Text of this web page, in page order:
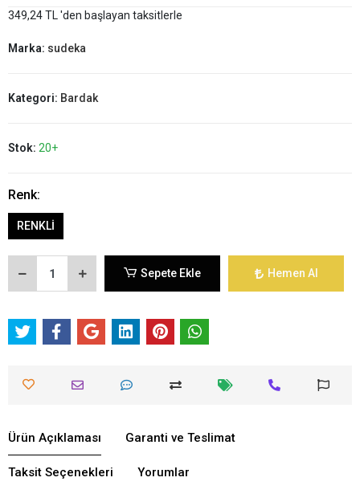
349,24 TL 'den başlayan taksitlerle
Marka: sudeka
Kategori: Bardak
Stok: 20+
Renk:
RENKLİ
Sepete Ekle Hemen Al
Ürün Açıklaması Garanti ve Teslimat
Taksit Seçenekleri Yorumlar